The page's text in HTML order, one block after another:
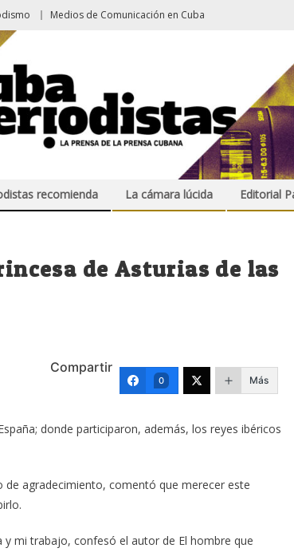
Medios de Comunicación en Cuba
recomienda La cámara lúcida Editorial
de Asturias de las
Compartir
0 Más
donde participaron, además, los reyes ibéricos
de agradecimiento, comentó que merecer este
mi trabajo, confesó el autor de El hombre que